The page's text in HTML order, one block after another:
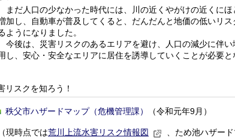
まだ人口の少なかった時代には、川の近くやがけの近くに
加し、自動車が普及してくると、だんだんと地価の低いリ
ようになりました。
今後は、災害リスクのあるエリアを避け、人口の減少に伴
し、安心・安全なエリアに居住を誘導していくことが必要と
リスクを知ろう！
秩父市ハザードマップ（危機管理課） （令和元年9月）
（現時点では荒川上流水害リスク情報図 、ため池ハザー